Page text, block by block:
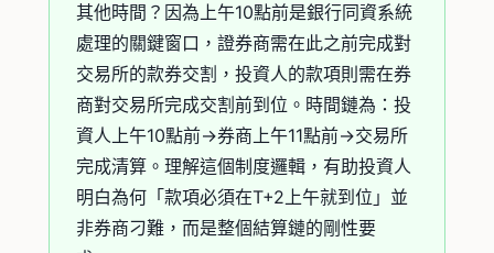
其他時間？因為上午10點前是銀行同資系統
處理的關鍵窗口，證券商需在此之前完成對
交易所的款券交割，投資人的款項則需在券
商對交易所完成交割前到位。時間鏈為：投
資人上午10點前→券商上午11點前→交易所
完成清算。理解這個制度邏輯，有助投資人
明白為何「款項必須在T+2上午就到位」並
非券商刁難，而是整個結算鏈的剛性要